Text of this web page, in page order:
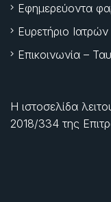
Εφημερεύοντα
Ευρετήριο Ιατρών
Επικοινωνία –
Η ιστοσελίδα
2018/334 της